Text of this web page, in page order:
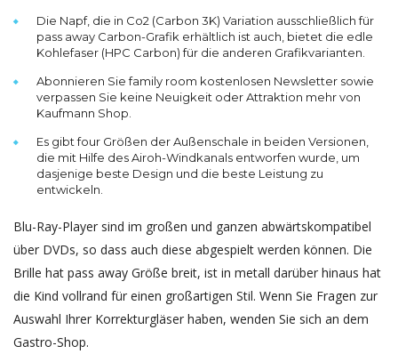
Die Napf, die in Co2 (Carbon 3K) Variation ausschließlich für
pass away Carbon-Grafik erhältlich ist auch, bietet die edle
Kohlefaser (HPC Carbon) für die anderen Grafikvarianten.
Abonnieren Sie family room kostenlosen Newsletter sowie
verpassen Sie keine Neuigkeit oder Attraktion mehr von
Kaufmann Shop.
Es gibt four Größen der Außenschale in beiden Versionen,
die mit Hilfe des Airoh-Windkanals entworfen wurde, um
dasjenige beste Design und die beste Leistung zu
entwickeln.
Blu-Ray-Player sind im großen und ganzen abwärtskompatibel
über DVDs, so dass auch diese abgespielt werden können. Die
Brille hat pass away Größe breit, ist in metall darüber hinaus hat
die Kind vollrand für einen großartigen Stil. Wenn Sie Fragen zur
Auswahl Ihrer Korrekturgläser haben, wenden Sie sich an dem
Gastro-Shop.